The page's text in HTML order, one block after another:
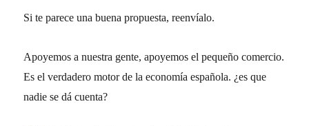
Si te parece una buena propuesta, reenvíalo.
Apoyemos a nuestra gente, apoyemos el pequeño comercio.
Es el verdadero motor de la economía española. ¿es que
nadie se dá cuenta?